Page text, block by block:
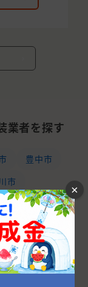
業者を探す
豊中市
市
市
市
泉佐野市
市
×